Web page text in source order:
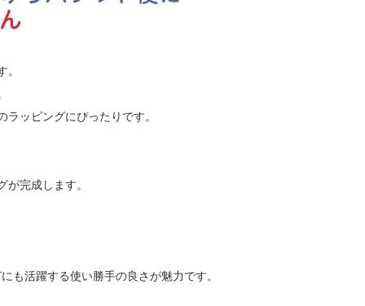
。
ッピングにぴったりです。
完成します。
も活躍する使い勝手の良さが魅力です。